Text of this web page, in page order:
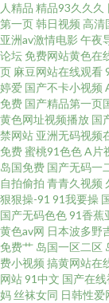
国产精品色片免费
线观看完整免费观
袜 簧片亚洲簧片 成
综合网 中国鲜肉gay
址日韩 国产亚洲一
虎影像 精品天天爽
方下载 亚洲一级在
区二区 bjgkzx 日本
人精品 精品93久久久
第一页韩日视频 高清
亚洲av激情电影 午夜
论坛 免费网站黄色在
页 麻豆网站在线观看
婷爱 国产不卡小视频
免费 国产精品第一页
黄色网址视频播放 国
禁网站 亚洲无码视频
免费蜜桃91色色A片
岛国免费 国产无码一
自拍偷拍 青青久视频
狠狠操-91 91我要操
国产无码色色91香蕉
黄色av网 日本波多野
免费艹 岛国一区二区
费小视频 搞黄网站在
网站91中文 国产在线
妈 丝袜女同 日韩性爱